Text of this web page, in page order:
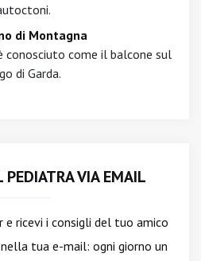
di Montagna
conosciuto come il balcone sul
di Garda.
PEDIATRA VIA EMAIL
e ricevi i consigli del tuo amico
tua e-mail: ogni giorno un